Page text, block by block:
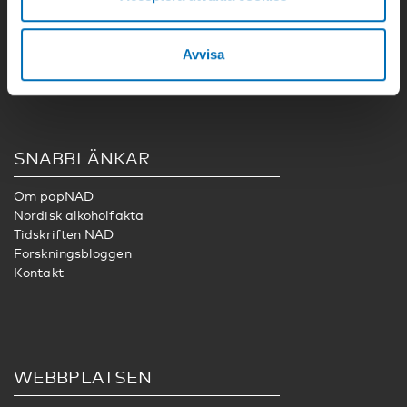
Avvisa
Tobak
SNABBLÄNKAR
Om popNAD
Nordisk alkoholfakta
Tidskriften NAD
Forskningsbloggen
Kontakt
WEBBPLATSEN